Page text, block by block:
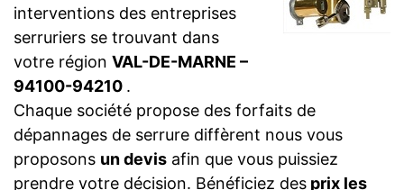
interventions des entreprises
serruriers se trouvant dans
votre région VAL-DE-MARNE –
94100-94210 .
Chaque société propose des forfaits de
dépannages de serrure diffèrent nous vous
proposons un devis afin que vous puissiez
prendre votre décision. Bénéficiez des prix les